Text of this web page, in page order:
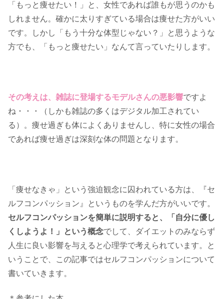
「もっと痩せたい！」と、女性であれば誰もが思うのかも
しれません。確かに太りすぎている場合は痩せた方がいい
です。しかし「もう十分な体型じゃない？」と思うような
方でも、「もっと痩せたい」なんて言っていたりします。
その考えは、雑誌に登場するモデルさんの悪影響ですよ
ね・・・（しかも雑誌の多くはデジタル加工されてい
る）。痩せ過ぎも体によくありませんし、特に女性の場合
であれば痩せ過ぎは深刻な体の問題となります。
「痩せなきゃ」という強迫観念に囚われている方は、『セ
ルフコンパッション』というものを学んだ方がいいです。
セルフコンパッションを簡単に説明すると、「自分に優し
くしようよ！」という概念でして、ダイエットのみならず
人生に良い影響を与えると心理学で考えられています。と
いうことで、この記事ではセルフコンパッションについて
書いていきます。